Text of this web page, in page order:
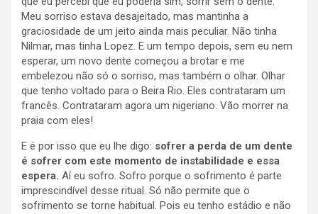
Meu sorriso estava desajeitado, mas mantinha a
graciosidade de um jeito ainda mais peculiar. Não tinha
Nilmar, mas tinha Lopez. E um tempo depois, sem eu nem
esperar, um novo dente começou a brotar e me
embelezou não só o sorriso, mas também o olhar. Olhar
que tenho voltado para o Beira Rio. Eles contrataram um
francês. Contrataram agora um nigeriano. Vão morrer na
praia com eles!
E é por isso que eu lhe digo: sofrer a perda de um dente
é sofrer com este momento de instabilidade e essa
espera. Aí eu sofro. Sofro porque o sofrimento é parte
imprescindível desse ritual. Só não permite que o
sofrimento se torne habitual. Pois eu tenho estádio e não